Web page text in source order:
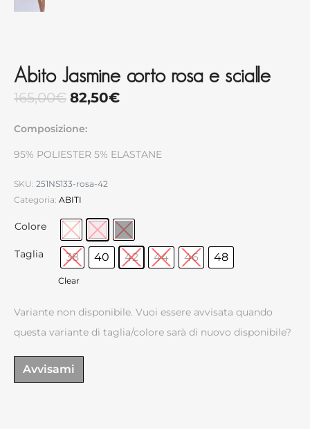
Abito Jasmine corto rosa e scialle
165,00€ 82,50€
Composizione:
95% POLIESTER 5% ELASTANE
SKU: 251NS133-rosa-42
Categoria: ABITI
Colore
Taglia 38 40 42 44 46 48
Clear
Variante non disponibile. Vuoi essere avvisata quando
questa variante di taglia/colore sarà di nuovo disponibile?
Avvisami